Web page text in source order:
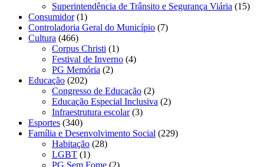
Superintendência de Trânsito e Segurança Viária (15)
Consumidor(1)
Controladoria Geral do Município (7)
Cultura (466)
Corpus Christi (1)
Festival de Inverno (4)
PG Memória (2)
Educação (202)
Congresso de Educação (2)
Educação Especial Inclusiva (2)
Infraestrutura escolar(3)
Esportes (340)
Família e Desenvolvimento Social (229)
Habitação (28)
LGBT (1)
PG Sem Fome (2)